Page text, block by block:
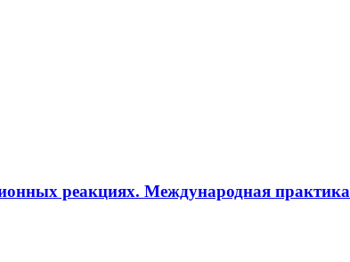
реакциях. Международная практика